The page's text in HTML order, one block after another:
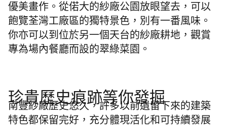
優美畫作。從偌大的紗廠公園放眼望去，可以
飽覽荃灣工廠區的獨特景色，別有一番風味。
你亦可以到位於另一個天台的紗廠耕地，觀賞
專為場內餐廳而設的翠綠菜園。
珍貴歷史痕跡等你發掘
南豐紗廠歷史悠久，許多以前遺留下來的建築
特色都保留完好，充分體現活化和可持續發展